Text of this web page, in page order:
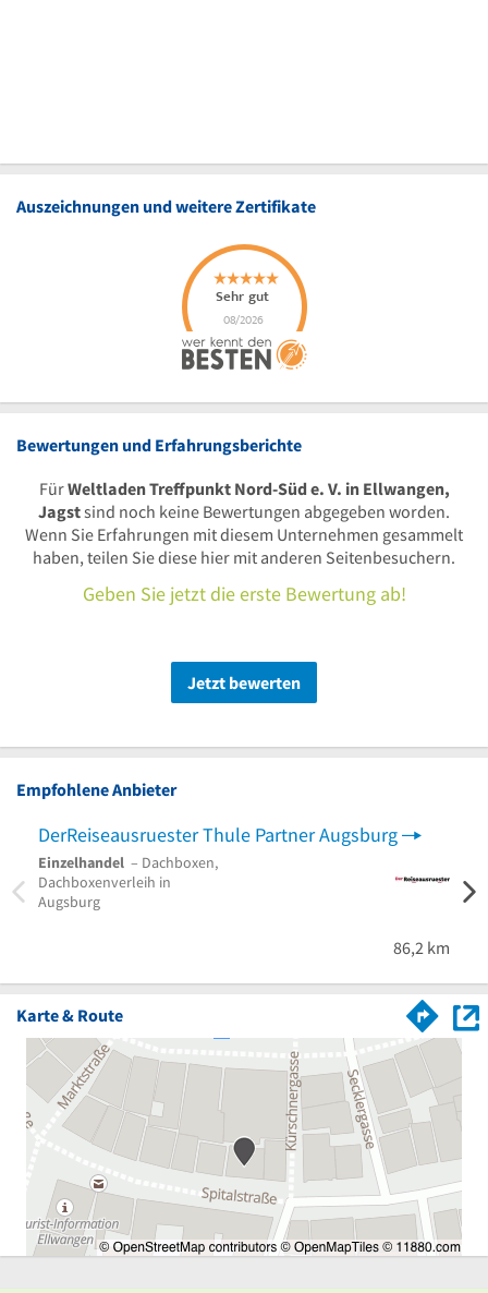
Auszeichnungen und weitere Zertifikate
Bewertungen und Erfahrungsberichte
FürWeltladen Treffpunkt Nord-Süd e. V. in Ellwangen,
Jagstsind noch keine Bewertungen abgegeben worden.
Wenn Sie Erfahrungen mit diesem Unternehmen gesammelt
haben, teilen Sie diese hier mit anderen Seitenbesuchern.
Geben Sie jetzt die erste Bewertung ab!
Jetzt bewerten
Empfohlene Anbieter
DerReiseausruester Thule Partner Augsburg
Einzelhandel – Dachboxen,
Dachboxenverleih in
Augsburg
86,2 km
Karte & Route